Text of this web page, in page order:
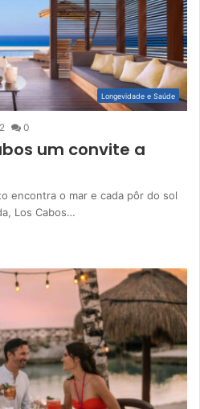
Longevidade e Saúde
0
um convite a
encontra o mar e cada pôr do sol
Los Cabos…